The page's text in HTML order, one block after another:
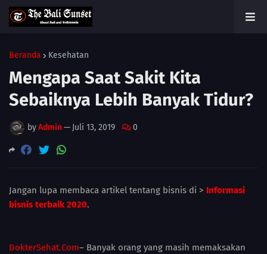
Beranda Kesehatan
Mengapa Saat Sakit Kita
Sebaiknya Lebih Banyak Tidur?
byAdmin— Juli 13, 2019 0
Jangan lupa membaca artikel tentang bisnis di > Informasi
bisnis terbaik 2020.
DokterSehat.Com– Banyak orang yang masih memaksakan